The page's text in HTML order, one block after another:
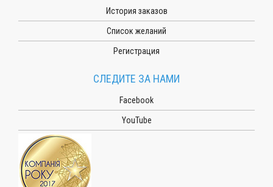
История заказов
Список желаний
Регистрация
СЛЕДИТЕ ЗА НАМИ
Facebook
YouTube